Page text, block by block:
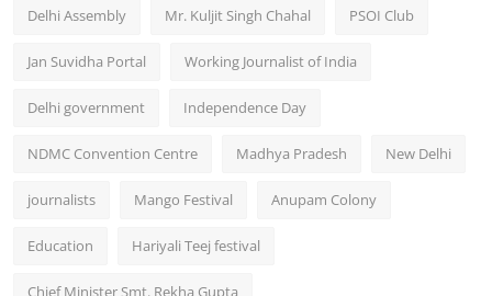
Delhi Assembly Mr. Kuljit Singh Chahal PSOI Club
Jan Suvidha Portal Working Journalist of India
Delhi government Independence Day
NDMC Convention Centre Madhya Pradesh New Delhi
journalists Mango Festival Anupam Colony
Education Hariyali Teej festival
Chief Minister Smt. Rekha Gupta